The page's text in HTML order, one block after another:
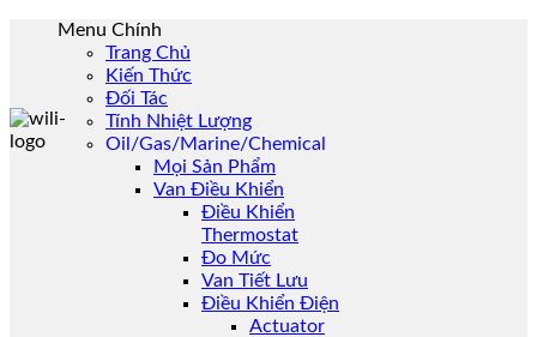
Menu Chính
Trang Chủ
Kiến Thức
Đối Tác
Tính Nhiệt Lượng
Oil/Gas/Marine/Chemical
Mọi Sản Phẩm
Van Điều Khiển
Điều Khiển
Thermostat
Đo Mức
Van Tiết Lưu
Điều Khiển Điện
Actuator